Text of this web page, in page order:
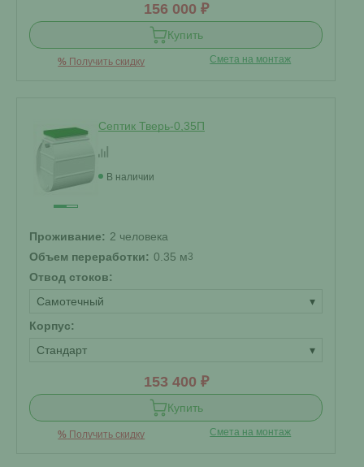
156 000 ₽
Купить
% Получить скидку Смета на монтаж
Септик Тверь-0,35П
В наличии
Проживание: 2 человека
Объем переработки: 0.35 м3
Отвод стоков:
Самотечный
▾
Корпус:
Стандарт
▾
153 400 ₽
Купить
% Получить скидку Смета на монтаж